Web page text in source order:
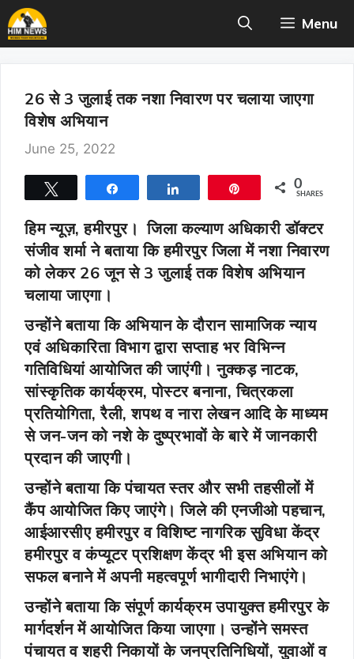
Skip
to
content
Menu
26 से 3 जुलाई तक नशा निवारण पर चलाया जाएगा
विशेष अभियान
June 25, 2022
0
SHARES
हिम न्यूज़, हमीरपुर। जिला कल्याण अधिकारी डॉक्टर
संजीव शर्मा ने बताया कि हमीरपुर जिला में नशा निवारण
को लेकर 26 जून से 3 जुलाई तक विशेष अभियान
चलाया जाएगा।
उन्होंने बताया कि अभियान के दौरान सामाजिक न्याय
एवं अधिकारिता विभाग द्वारा सप्ताह भर विभिन्न
गतिविधियां आयोजित की जाएंगी। नुक्कड़ नाटक,
सांस्कृतिक कार्यक्रम, पोस्टर बनाना, चित्रकला
प्रतियोगिता, रैली, शपथ व नारा लेखन आदि के माध्यम
से जन-जन को नशे के दुष्प्रभावों के बारे में जानकारी
प्रदान की जाएगी।
उन्होंने बताया कि पंचायत स्तर और सभी तहसीलों में
कैंप आयोजित किए जाएंगे। जिले की एनजीओ पहचान,
आईआरसीए हमीरपुर व विशिष्ट नागरिक सुविधा केंद्र
हमीरपुर व कंप्यूटर प्रशिक्षण केंद्र भी इस अभियान को
सफल बनाने में अपनी महत्वपूर्ण भागीदारी निभाएंगे।
उन्होंने बताया कि संपूर्ण कार्यक्रम उपायुक्त हमीरपुर के
मार्गदर्शन में आयोजित किया जाएगा। उन्होंने समस्त
पंचायत व शहरी निकायों के जनप्रतिनिधियों, युवाओं व